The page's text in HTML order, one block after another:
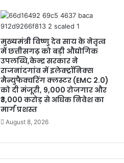
मुख्यमंत्री विष्णु देव साय के नेतृत्व
में छत्तीसगढ़ को बड़ी औद्योगिक
उपलब्धि,केन्द्र सरकार ने
राजनांदगांव में इलेक्ट्रॉनिक्स
मैन्युफैक्चरिंग क्लस्टर (EMC 2.0)
को दी मंजूरी, 9,000 रोजगार और
₹3,000 करोड़ से अधिक निवेश का
मार्ग प्रशस्त
August 8, 2026